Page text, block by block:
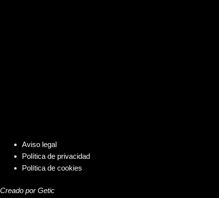
Aviso legal
Política de privacidad
Política de cookies
Creado por Getic